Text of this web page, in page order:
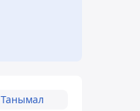
Танымал